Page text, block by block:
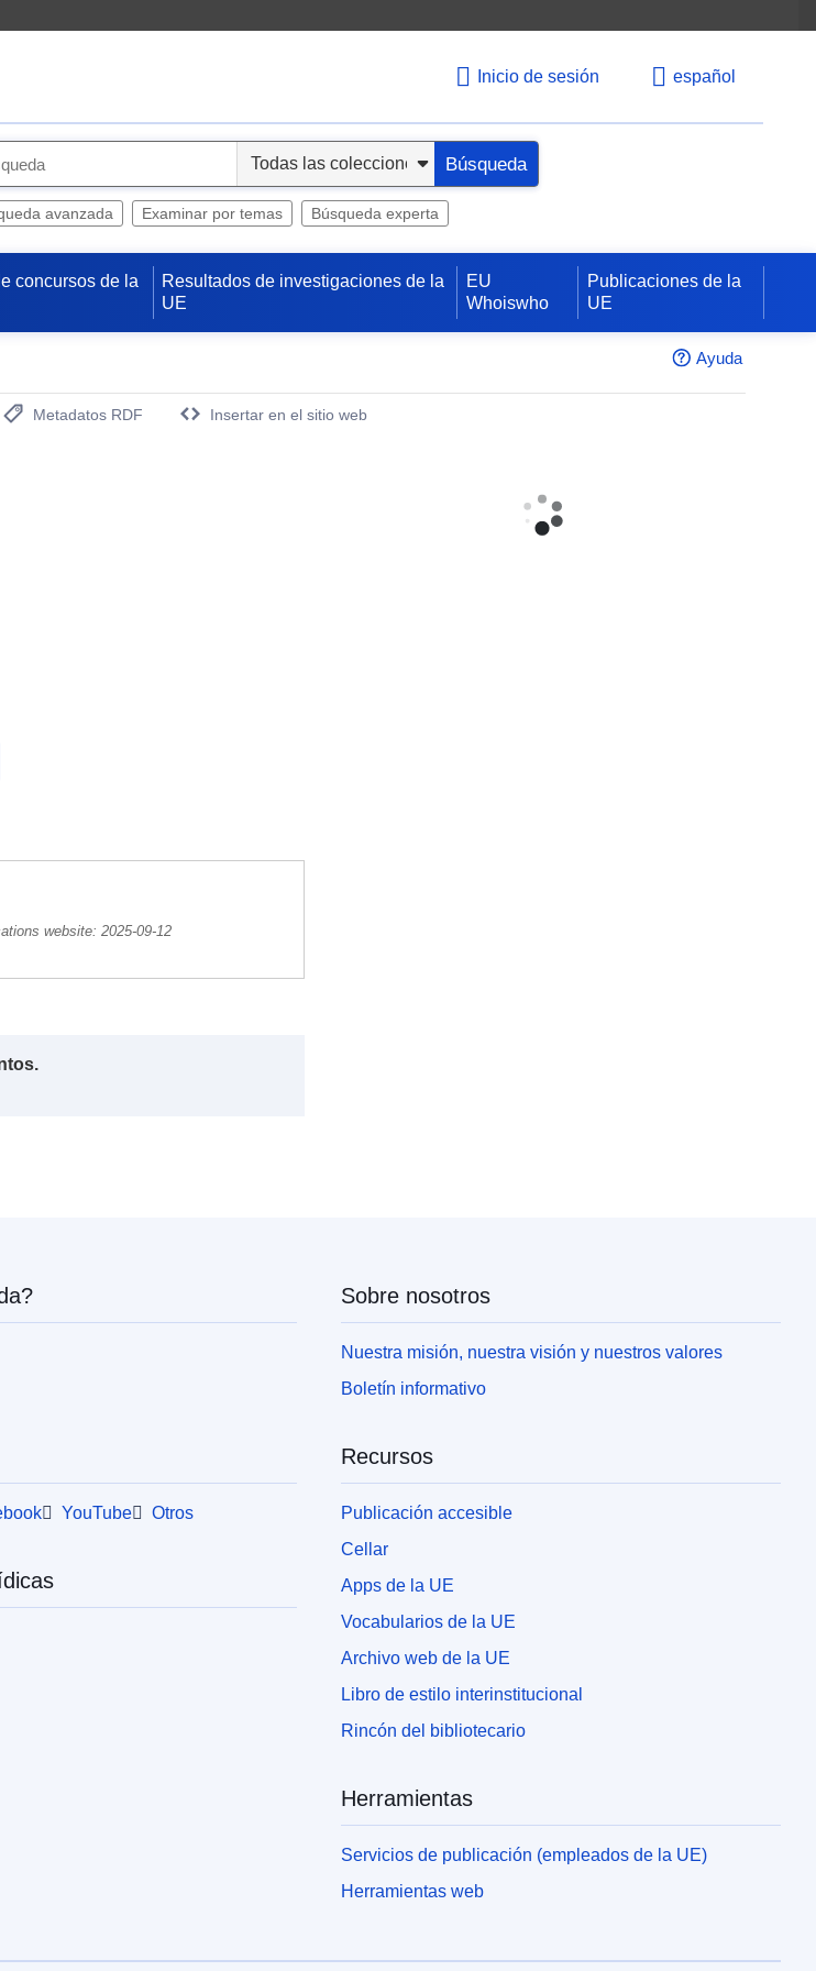
Inicio de sesión español
Búsqueda
avanzada Examinar por temas Búsqueda experta
concursos de la
Resultados de investigaciones de la
UE
EU
Whoiswho
Publicaciones de la
UE
Ayuda
Metadatos RDF
Insertar en el sitio web
website: 2025-09-12
YouTube Otros
Sobre nosotros
Nuestra misión, nuestra visión y nuestros valores
Boletín informativo
Recursos
Publicación accesible
Cellar
Apps de la UE
Vocabularios de la UE
Archivo web de la UE
Libro de estilo interinstitucional
Rincón del bibliotecario
Herramientas
Servicios de publicación (empleados de la UE)
Herramientas web